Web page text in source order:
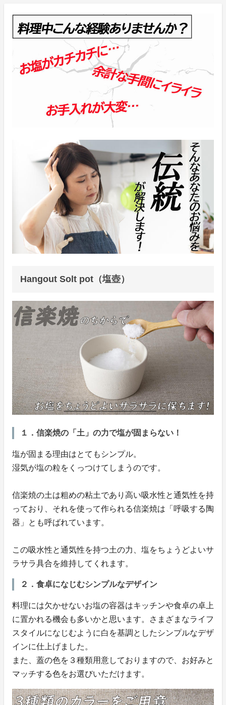
Hangout Solt pot（塩壺）
１．信楽焼の「土」の力で塩が固まらない！
塩が固まる理由はとてもシンプル。
湿気が塩の粒をくっつけてしまうのです。
信楽焼の土は粗めの粘土であり高い吸水性と通気性を持
っており、それを使って作られる信楽焼は「呼吸する陶
器」とも呼ばれています。
この吸水性と通気性を持つ土の力、塩をちょうどよいサ
ラサラ具合を維持してくれます。
２．食卓になじむシンプルなデザイン
料理には欠かせないお塩の容器はキッチンや食卓の卓上
に置かれる機会も多いかと思います。さまざまなライフ
スタイルになじむように白を基調としたシンプルなデザ
インに仕上げました。
また、蓋の色を３種類用意しておりますので、お好みと
マッチする色をお選びいただけます。